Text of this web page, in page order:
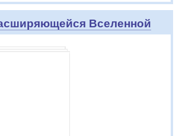
Вселенной